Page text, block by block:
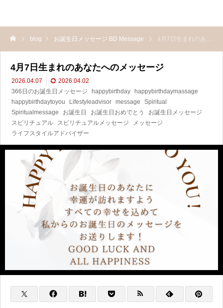
blog お誕生日メッセージ BD Message 4月7日生まれのあなたへのメッセージ
4月7日生まれのあなたへのメッセージ
2026.04.07
2026.04.02
366日のお誕生日メッセージ
happybirthday
happybirthdaymassage
happybirthdaytoyou
Lifestyleadvisor message
Spiritual
Spiritualmessage
お誕生日 お誕生日おめでとう
お誕生日メッセージ
スピリチュアル
スピリチュアルメッセージ
メッセージ
ライフスタイルアドバイザー